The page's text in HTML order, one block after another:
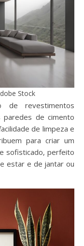
Stock
revestimentos
de cimento
de limpeza e
para criar um
sofisticado, perfeito
estar e de jantar ou